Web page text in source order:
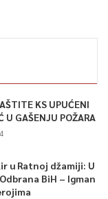
KS UPUĆENI
U GAŠENJU POŽARA
u Ratnoj džamiji: U
BiH – Igman